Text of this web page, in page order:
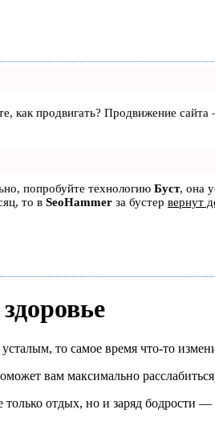
как продвигать? Продвижение
попробуйте технологию Буст, она
то в SeoHammer за бустер вернут
то самое время что-то
вам максимально
только отдых, но и заряд